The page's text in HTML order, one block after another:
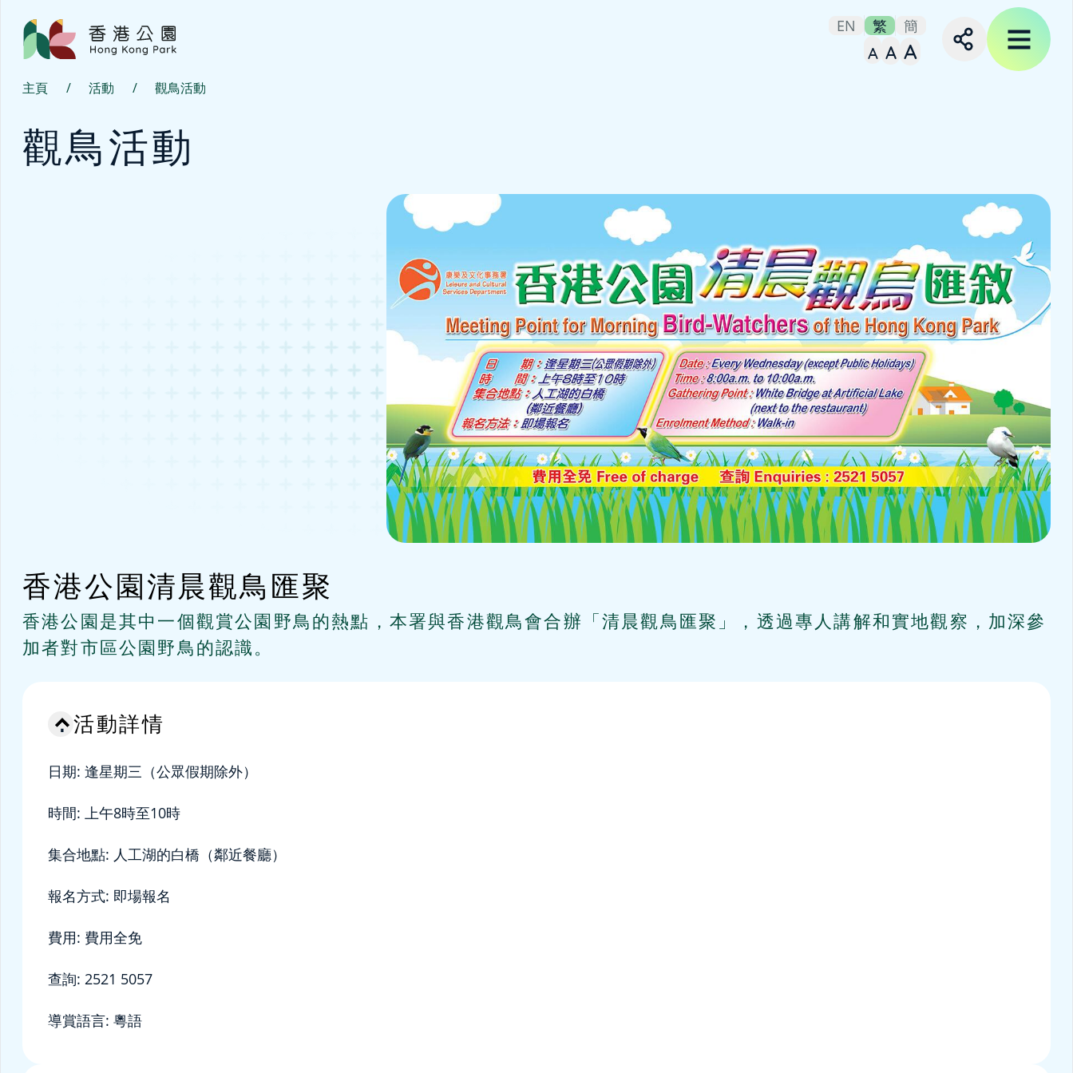
EN 繁 簡
A
Set small font size
A
Set medium font size
A
Set large font
主頁 / 活動 / 觀鳥活動
觀鳥活動
香港公園清晨觀鳥匯聚
香港公園是其中一個觀賞公園野鳥的熱點，本署與香港觀鳥會合辦「清晨觀鳥匯聚」，透過專人講解和實地觀察，加深參
加者對市區公園野鳥的認識。
活動詳情
日期: 逢星期三（公眾假期除外）
時間: 上午8時至10時
集合地點: 人工湖的白橋（鄰近餐廳）
報名方式: 即場報名
費用: 費用全免
查詢: 2521 5057
導賞語言: 粵語